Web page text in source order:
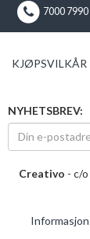
7000 7990
KJØPSVILKÅR
NYHETSBREV:
Creativo - c/